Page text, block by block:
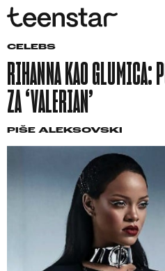
CELEBS
RIHANNA KAO GLUMICA:
ZA ‘VALERIAN’
PIŠE ALEKSOVSKI